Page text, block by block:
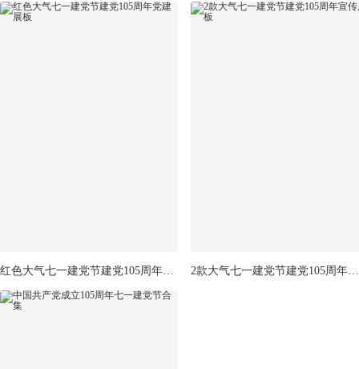
红色大气七一建党节建党105周年党建展板 2款大气七一建党节建党105周年宣传展板